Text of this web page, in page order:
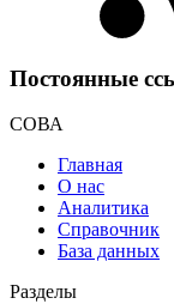
Постоянные
СОВА
Главная
О нас
Аналитика
Справочник
База данных
Разделы